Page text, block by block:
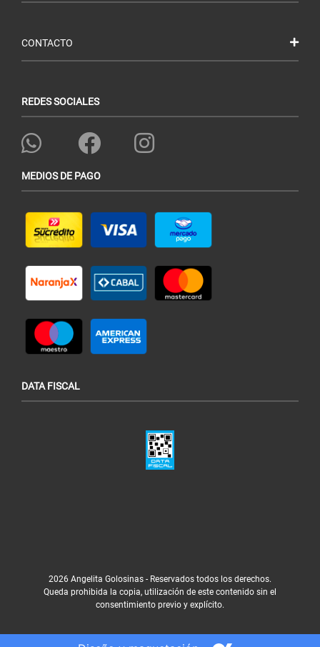
CONTACTO
REDES SOCIALES
MEDIOS DE PAGO
DATA FISCAL
2026 Angelita Golosinas - Reservados todos los derechos.
Queda prohibida la copia, utilización de este contenido sin el
consentimiento previo y explícito.